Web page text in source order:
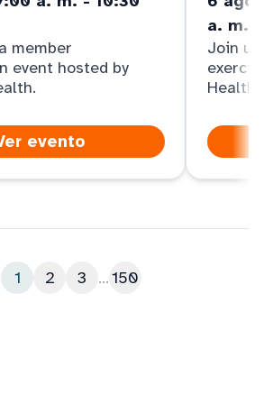
member
event hosted by
evento
a. m.
Join us
Health
1 2 3 ...150